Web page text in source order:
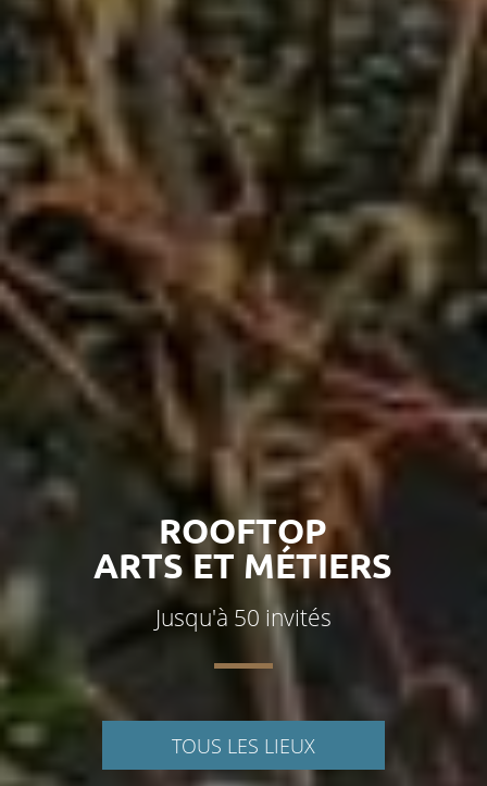
ROOFTOP
ARTS ET MÉTIERS
Jusqu'à 50 invités
TOUS LES LIEUX